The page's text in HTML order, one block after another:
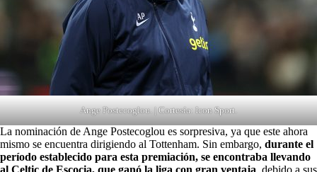
Ange Postecoglou. | Cortesía: Icon Sport.
La nominación de Ange Postecoglou es sorpresiva, ya que este ahora
mismo se encuentra dirigiendo al Tottenham. Sin embargo, durante el
período establecido para esta premiación, se encontraba llevando
al Celtic de Escocia, que ganó la liga con gran ventaja , debido a sus